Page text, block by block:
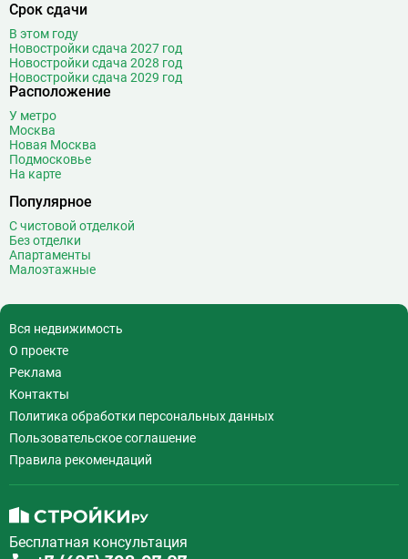
Срок сдачи
В этом году
Новостройки сдача 2027 год
Новостройки сдача 2028 год
Новостройки сдача 2029 год
Расположение
У метро
Москва
Новая Москва
Подмосковье
На карте
Популярное
С чистовой отделкой
Без отделки
Апартаменты
Малоэтажные
Вся недвижимость
О проекте
Реклама
Контакты
Политика обработки персональных данных
Пользовательское соглашение
Правила рекомендаций
Бесплатная консультация